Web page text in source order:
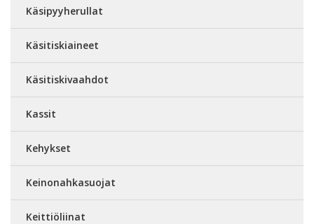
Käsipyyherullat
Käsitiskiaineet
Käsitiskivaahdot
Kassit
Kehykset
Keinonahkasuojat
Keittiöliinat